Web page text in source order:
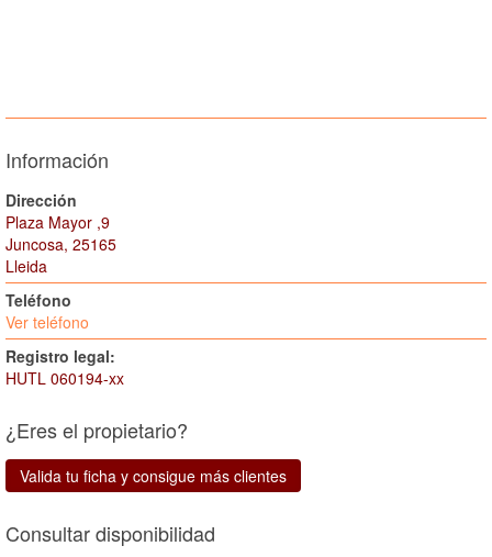
Información
Dirección
Plaza Mayor ,9
Juncosa, 25165
Lleida
Teléfono
Ver teléfono
Registro legal:
HUTL 060194-xx
¿Eres el propietario?
Valida tu ficha y consigue más clientes
Consultar disponibilidad